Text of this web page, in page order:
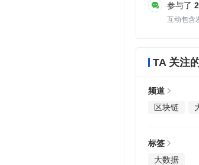
参与了 2
互动包含
TA 关注
频道
区块链
标签
大数据